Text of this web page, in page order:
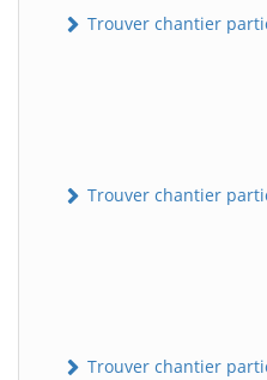
Trouver chantier
Trouver chantier
Trouver chantier